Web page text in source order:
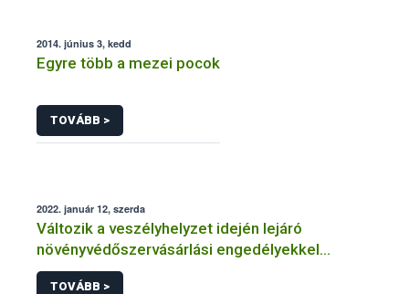
2014. június 3, kedd
Egyre több a mezei pocok
TOVÁBB >
2022. január 12, szerda
Változik a veszélyhelyzet idején lejáró
növényvédőszervásárlási engedélyekkel
kapcsolatos szabályozás
TOVÁBB >